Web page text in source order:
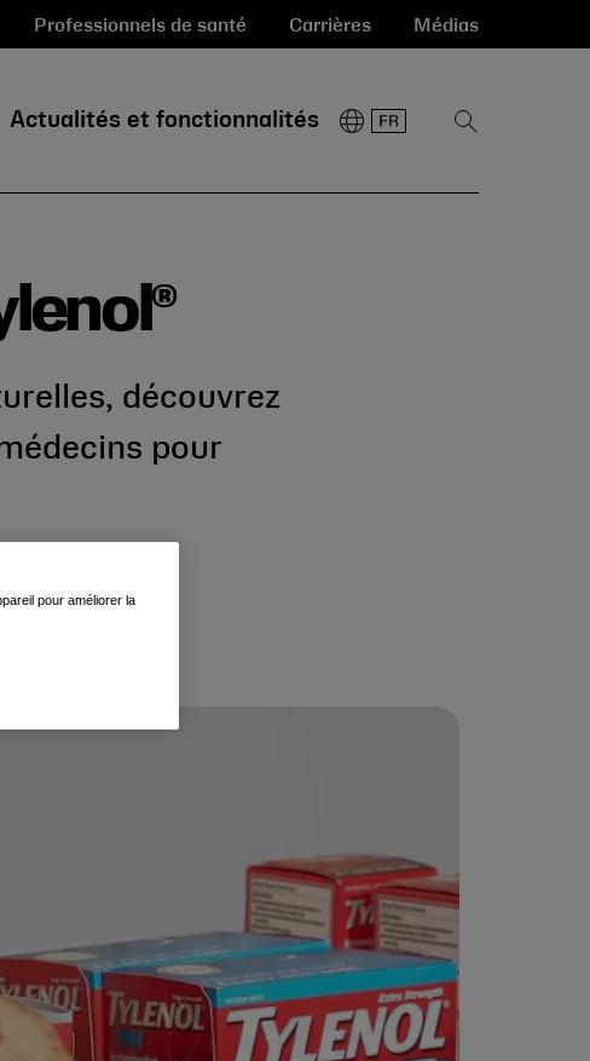
Professionnels de santé Carrières Médias
Actualités et fonctionnalités
Afficher
découvrez
pour
pour améliorer la